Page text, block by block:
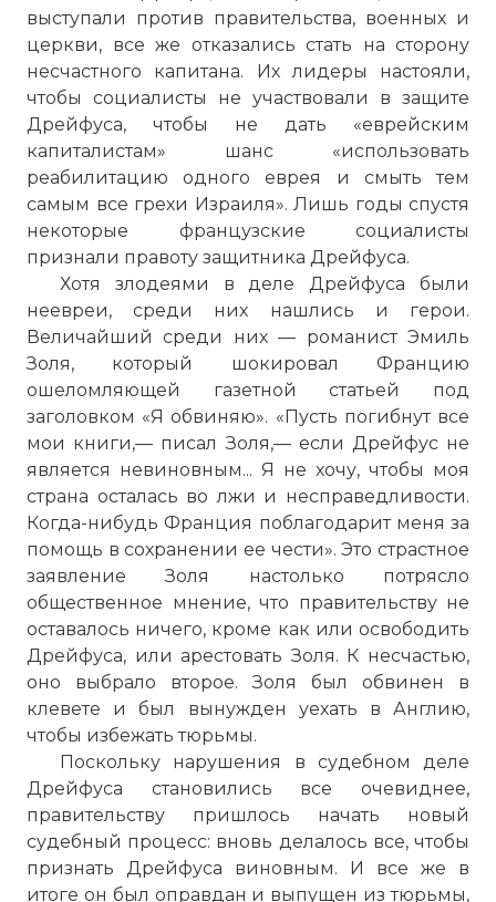
выступали против правительства, военных и
церкви, все же отказались стать на сторону
несчастного капитана. Их лидеры настояли,
чтобы социалисты не участвовали в защите
Дрейфуса, чтобы не дать «еврейским
капиталистам» шанс «использовать
реабилитацию одного еврея и смыть тем
самым все грехи Израиля». Лишь годы спустя
некоторые французские социалисты
признали правоту защитника Дрейфуса.
Хотя злодеями в деле Дрейфуса были
неевреи, среди них нашлись и герои.
Величайший среди них — романист Эмиль
Золя, который шокировал Францию
ошеломляющей газетной статьей под
заголовком «Я обвиняю». «Пусть погибнут все
мои книги,— писал Золя,— если Дрейфус не
является невиновным... Я не хочу, чтобы моя
страна осталась во лжи и несправедливости.
Когда-нибудь Франция поблагодарит меня за
помощь в сохранении ее чести». Это страстное
заявление Золя настолько потрясло
общественное мнение, что правительству не
оставалось ничего, кроме как или освободить
Дрейфуса, или арестовать Золя. К несчастью,
оно выбрало второе. Золя был обвинен в
клевете и был вынужден уехать в Англию,
чтобы избежать тюрьмы.
Поскольку нарушения в судебном деле
Дрейфуса становились все очевиднее,
правительству пришлось начать новый
судебный процесс: вновь делалось все, чтобы
признать Дрейфуса виновным. И все же в
итоге он был оправдан и выпущен из тюрьмы,